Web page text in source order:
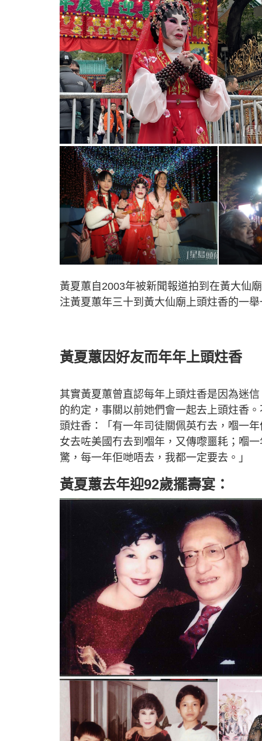
黃夏蕙自2003年被新聞報道拍到在黃大仙
注黃夏蕙年三十到黃大仙廟上頭炷香的一
黃夏蕙因好友而年年上頭炷香
其實黃夏蕙曾直認每年上頭炷香是因為迷
的約定，事關以前她們會一起去上頭炷香
頭炷香：「有一年司徒關佩英冇去，嗰一
女去咗美國冇去到嗰年，又傳嚟噩耗；嗰
驚，每一年佢哋唔去，我都一定要去。」
黃夏蕙去年迎92歲擺壽宴：